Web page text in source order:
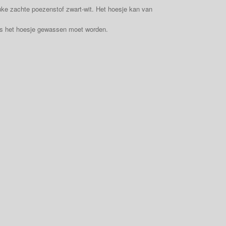
zachte poezenstof zwart-wit. Het hoesje kan van
hoesje gewassen moet worden.